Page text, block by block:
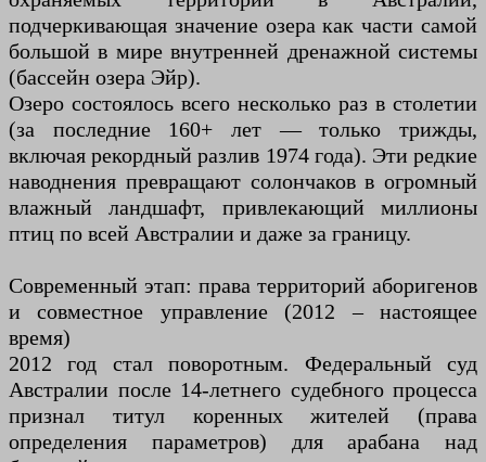
подчеркивающая значение озера как части самой
большой в мире внутренней дренажной системы
(бассейн озера Эйр).
Озеро состоялось всего несколько раз в столетии
(за последние 160+ лет — только трижды,
включая рекордный разлив 1974 года). Эти редкие
наводнения превращают солончаков в огромный
влажный ландшафт, привлекающий миллионы
птиц по всей Австралии и даже за границу.
Современный этап: права территорий аборигенов
и совместное управление (2012 – настоящее
время)
2012 год стал поворотным. Федеральный суд
Австралии после 14-летнего судебного процесса
признал титул коренных жителей (права
определения параметров) для арабана над